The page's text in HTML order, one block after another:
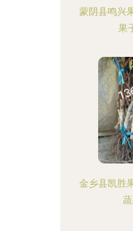
蒙阴县鸣兴
果
金乡县凯胜